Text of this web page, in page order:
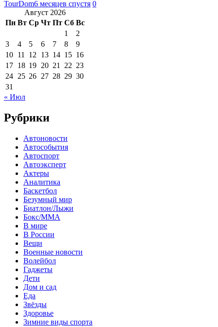
TourDom6 месяцев спустя 0
Август 2026
Пн Вт Ср Чт Пт Сб Вс
1
2
3
4 5 6 7 8
9
10 11 12 13 14 15 16
17 18 19 20 21 22 23
24 25 26 27 28 29 30
31
« Июл
Рубрики
Автоновости
Автособытия
Автоспорт
Автоэксперт
Актеры
Аналитика
Баскетбол
Безумный мир
Биатлон/Лыжи
Бокс/MMA
В мире
В России
Вещи
Военные новости
Волейбол
Гаджеты
Дети
Дом и сад
Еда
Звёзды
Здоровье
Зимние виды спорта